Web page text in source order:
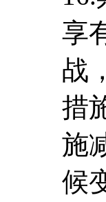
享
战
措
施
候